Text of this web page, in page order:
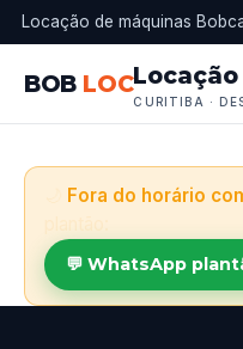
Locação de máquinas
BOB LOC
CURITIBA ·
Fora do horário
💬 WhatsApp